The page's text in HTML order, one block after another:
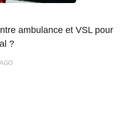
ambulance et VSL pour
?
AGO